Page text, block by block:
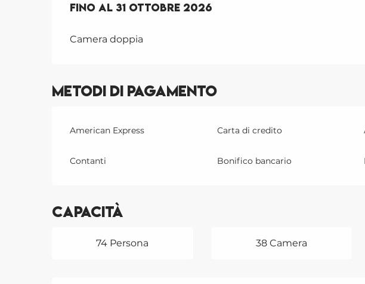
Dal1 settembre 2025al
Fino al 31 ottobre 2026
Camera doppia
Metodi di pagamento
American Express Carta di credito
Contanti Bonifico bancario
Capacità
74 Persona 38 Camera